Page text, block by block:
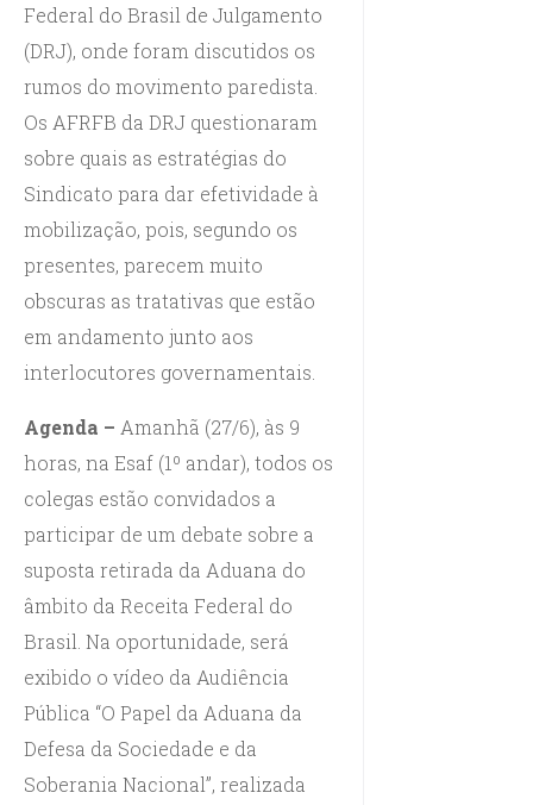
Federal do Brasil de Julgamento
(DRJ), onde foram discutidos os
rumos do movimento paredista.
Os AFRFB da DRJ questionaram
sobre quais as estratégias do
Sindicato para dar efetividade à
mobilização, pois, segundo os
presentes, parecem muito
obscuras as tratativas que estão
em andamento junto aos
interlocutores governamentais.
Agenda – Amanhã (27/6), às 9
horas, na Esaf (1º andar), todos os
colegas estão convidados a
participar de um debate sobre a
suposta retirada da Aduana do
âmbito da Receita Federal do
Brasil. Na oportunidade, será
exibido o vídeo da Audiência
Pública “O Papel da Aduana da
Defesa da Sociedade e da
Soberania Nacional”, realizada